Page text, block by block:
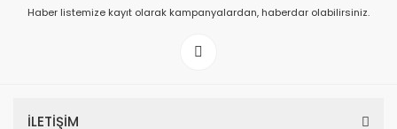
199,00 TL
Haber listemize kayıt olarak kampanyalardan, haberdar olabilirsiniz.
İLETİŞİM